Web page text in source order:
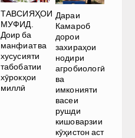
ТАВСИЯҲОИ
МУФИД.
Доир ба
манфиат ва
хусусияти
табобатии
хӯрокҳои
миллӣ
Дараи
Камароб
дорои
захираҳои
нодири
агробиологӣ
ва
имконияти
васеи
рушди
кишоварзии
кӯҳистон аст